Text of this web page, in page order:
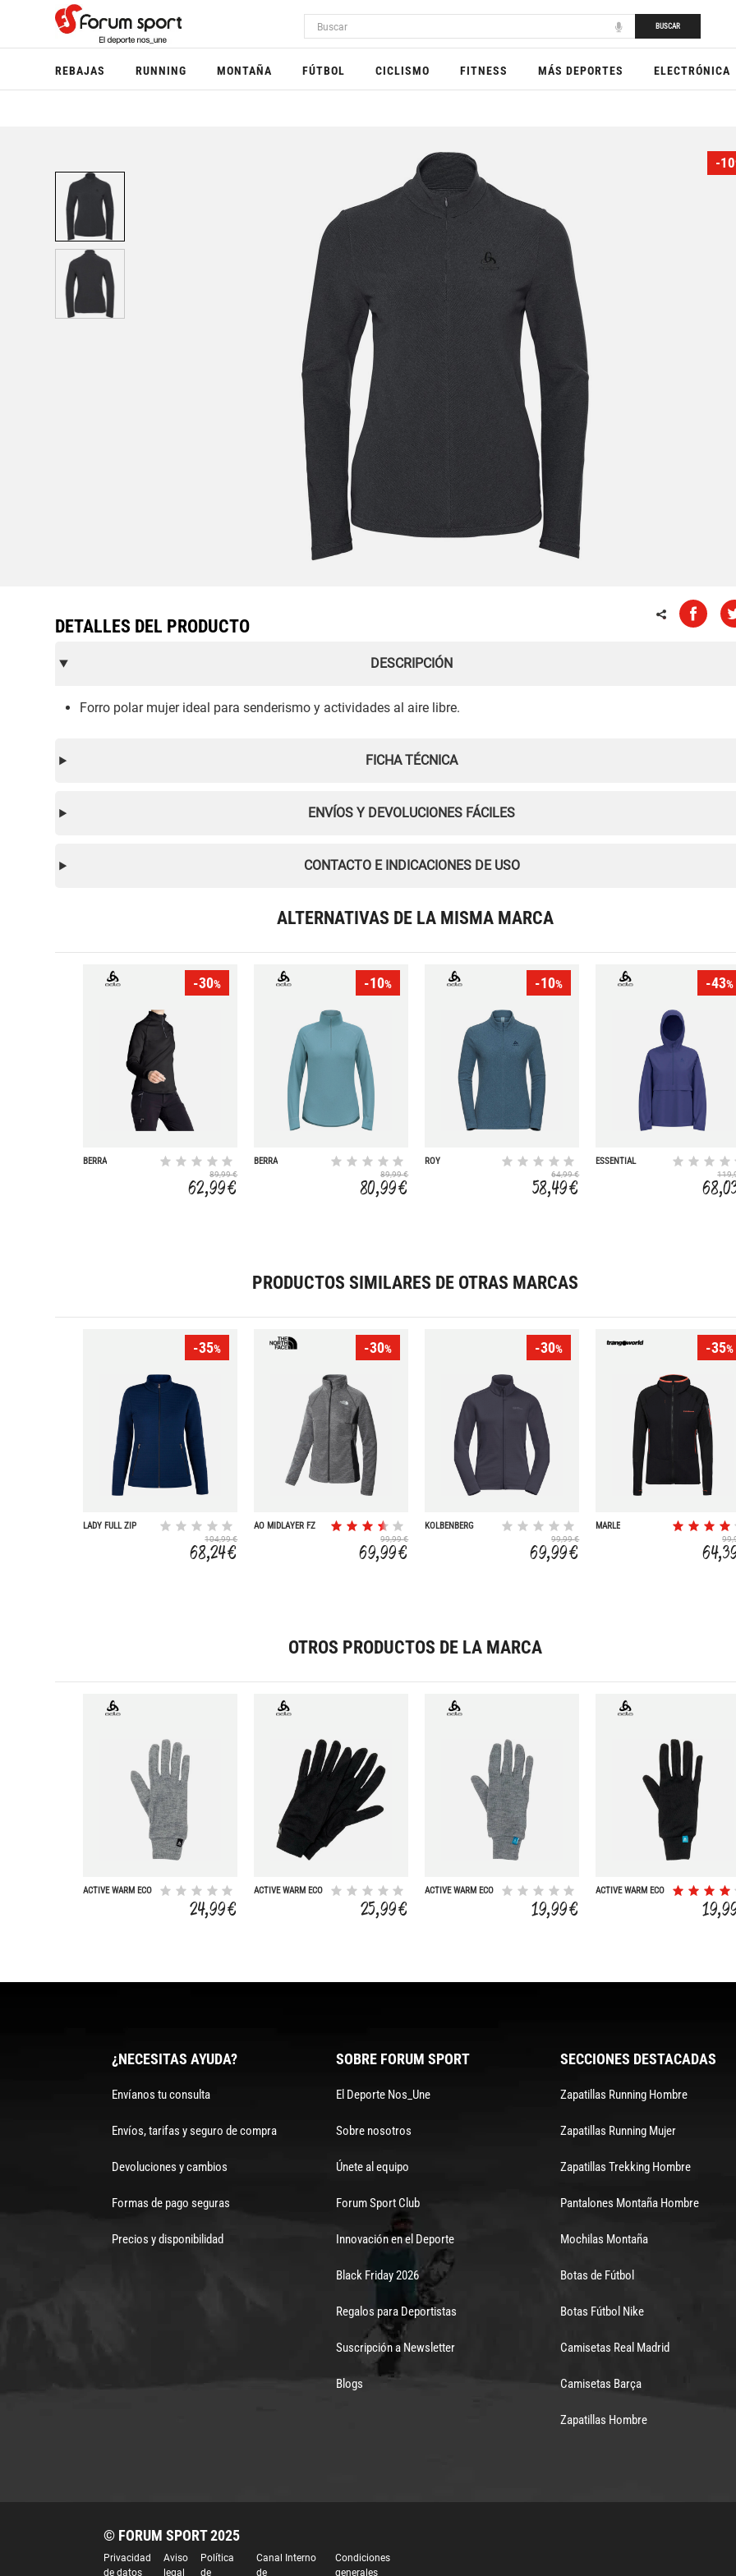
BUSCAR
REBAJAS RUNNING MONTAÑA FÚTBOL CICLISMO FITNESS MÁS DEPORTES ELECTRÓNICA
-10
DETALLES DEL PRODUCTO
DESCRIPCIÓN
Forro polar mujer ideal para senderismo y actividades al aire libre.
FICHA TÉCNICA
ENVÍOS Y DEVOLUCIONES FÁCILES
CONTACTO E INDICACIONES DE USO
ALTERNATIVAS DE LA MISMA MARCA
-30%
BERRA
89,99 €
62,99 €
-10%
BERRA
89,99 €
80,99 €
-10%
ROY
64,99 €
58,49 €
-43%
ESSENTIAL
PRODUCTOS SIMILARES DE OTRAS MARCAS
-35%
LADY FULL ZIP
104,99 €
68,24 €
-30%
AO MIDLAYER FZ
99,99 €
69,99 €
-30%
KOLBENBERG
99,99 €
69,99 €
-35%
MARLE
OTROS PRODUCTOS DE LA MARCA
ACTIVE WARM ECO
24,99 €
ACTIVE WARM ECO
25,99 €
ACTIVE WARM ECO
19,99 €
ACTIVE WARM ECO
¿NECESITAS AYUDA?
Envíanos tu consulta
Envíos, tarifas y seguro de compra
Devoluciones y cambios
Formas de pago seguras
Precios y disponibilidad
SOBRE FORUM SPORT
El Deporte Nos_Une
Sobre nosotros
Únete al equipo
Forum Sport Club
Innovación en el Deporte
Black Friday 2026
Regalos para Deportistas
Suscripción a Newsletter
Blogs
SECCIONES DESTACADAS
Zapatillas Running Hombre
Zapatillas Running Mujer
Zapatillas Trekking Hombre
Pantalones Montaña Hombre
Mochilas Montaña
Botas de Fútbol
Botas Fútbol Nike
Camisetas Real Madrid
Camisetas Barça
Zapatillas Hombre
© FORUM SPORT 2025
Privacidad
de datos
Aviso
legal
Política
de
Canal Interno
de
Condiciones
generales